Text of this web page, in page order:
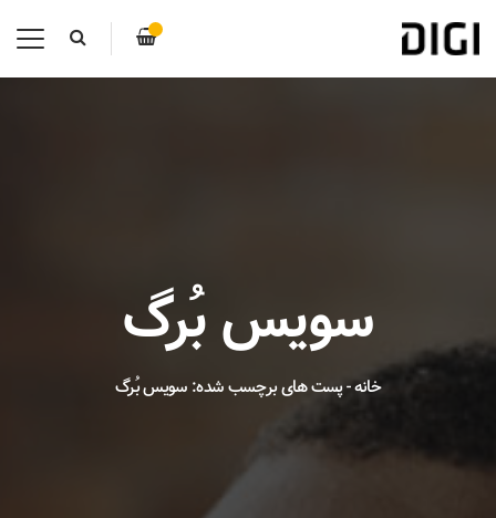
سویس بُرگ
خانه-پست های برچسب شده: سویس بُرگ